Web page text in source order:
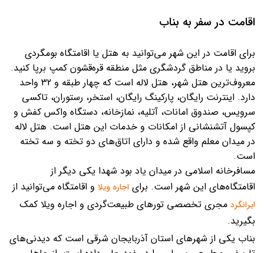
اقامت در سفر به بناب
برای اقامت در این شهر می‌توانید به هتل یا اقامتگاه بومگردی
بروید یا در مناطق گردشگری مثل منطقه قره‌قشون کمپ برپا کنید.
معروف‌ترین هتل شهر، هتل لاله است که چهار طبقه و 32 واحد
دارد. اینترنت رایگان، پارکینگ رایگان، استخر، رستوران، تاکسی
سرویس، صندوق امانات، آتلیه، نمازخانه، دستگاه واکس کفش و
کپسول آتشنشانی از امکانات و خدمات این هتل است. هتل لاله
در میدان معلم واقع شده و دارای اتاق‌های دو تخته و سه تخته
است.
مسافرخانه اسلامی در میدان یاد بود شهدا یکی دیگر از
اقامتگاه‌های این شهر است. برای اجاره ویلا و اقامتگاه می‌توانید از
ایرانگرد مجری تخصصی تورهای طبیعت‌گردی و اجاره ویلا کمک
بگیرید.
بناب یکی از شهرهای استان آذربایجان شرقی است که دیدنی‌های